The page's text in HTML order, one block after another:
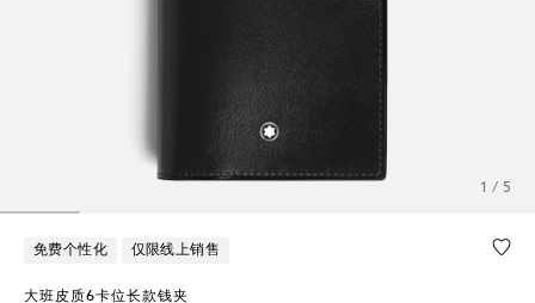
1 / 5
免费个性化 仅限线上销售
大班皮质6卡位长款钱夹